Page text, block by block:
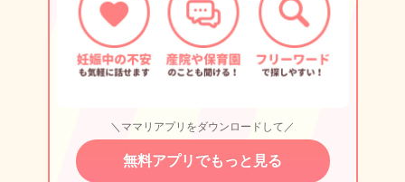
＼ママリアプリをダウンロードして／
無料アプリでもっと見る